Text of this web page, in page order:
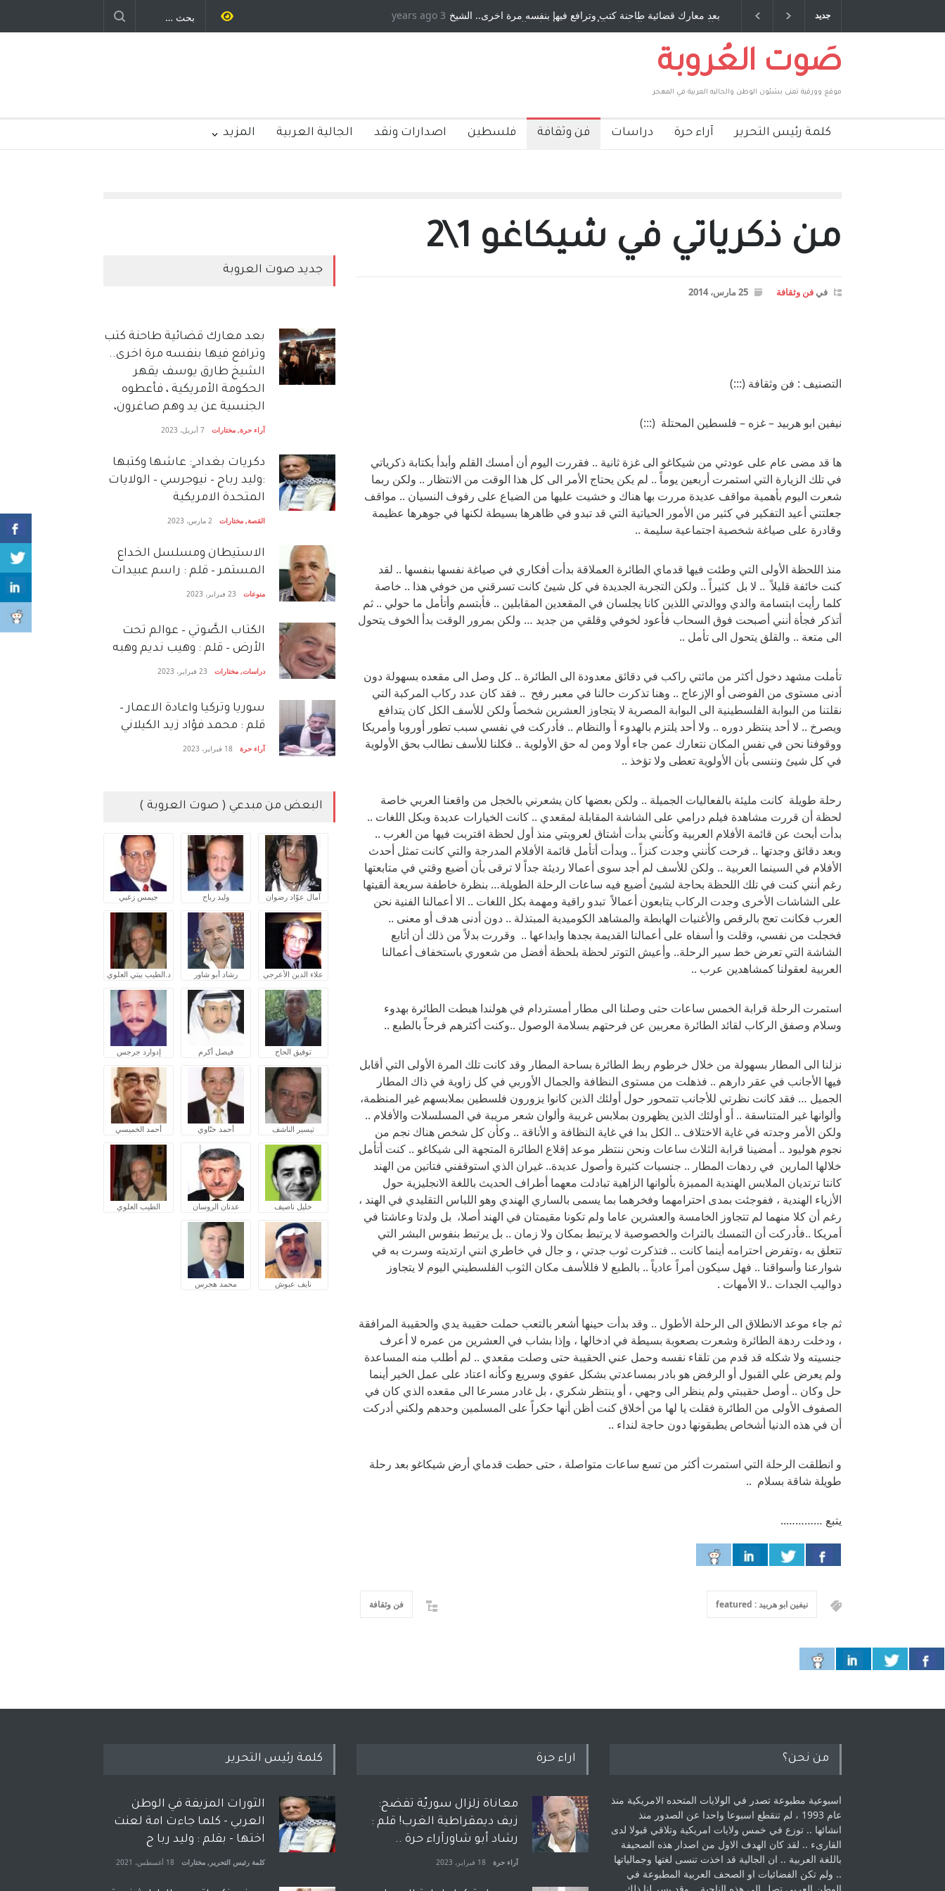
جديد دكريات بغداد ٍ: عاشها وكتبها :وليد رباح – نيوجرسي – الولايات المتحدة
الامريكية
بعد معارك قضائية طاحنة كتب وترافع فيها بنفسه مرة اخرى.. الشيخ
طارق يوسف يقهر الحكومة الأمريكية ، فأعطوه الجنسية عن يد وهم
صاغرون،
، صبحي مخلوف : بقلم : سعد الله 3 years ago
صَوت العُروبة
موقع وورقية تعنى بشئون الوطن والجاليه العربية في المهجر
كلمة رئيس التحرير آراء حرة دراسات فن وثقافة فلسطين اصدارات ونقد الجالية العربية المزيد
من ذكرياتي في شيكاغو 1\2
في فن وثقافة 25 مارس، 2014
التصنيف : فن وثقافة (:::)
نيفين ابو هربيد – غزه – فلسطين المحتلة (:::)
ها قد مضى عام على عودتي من شيكاغو الى غزة ثانية .. فقررت اليوم أن أمسك القلم وأبدأ بكتابة ذكرياتي
في تلك الزيارة التي استمرت أربعين يوماً .. لم يكن يحتاج الأمر الى كل هذا الوقت من الانتظار .. ولكن ربما
شعرت اليوم بأهمية مواقف عديدة مررت بها هناك و خشيت عليها من الضياع على رفوف النسيان .. مواقف
جعلتني أعيد التفكير في كثير من الأمور الحياتية التي قد تبدو في ظاهرها بسيطة لكنها في جوهرها عظيمة
وقادرة على صياغة شخصية اجتماعية سليمة ..
منذ اللحظة الأولى التي وطئت فيها قدماي الطائرة العملاقة بدأت أفكاري في صياغة نفسها بنفسها .. لقد
كنت خائفة قليلاً .. لا بل كثيراً .. ولكن التجربة الجديدة في كل شيئ كانت تسرقني من خوفي هذا .. خاصة
كلما رأيت ابتسامة والدي ووالدتي اللذين كانا يجلسان في المقعدين المقابلين .. فأبتسم وأتأمل ما حولي .. ثم
أتذكر فجأة أنني أصبحت فوق السحاب فأعود لخوفي وقلقي من جديد … ولكن بمرور الوقت بدأ الخوف يتحول
الى متعة .. والقلق يتحول الى تأمل ..
تأملت مشهد دخول أكثر من مائتي راكب في دقائق معدودة الى الطائرة .. كل وصل الى مقعده بسهولة دون
أدنى مستوى من الفوضى أو الإزعاج .. وهنا تذكرت حالنا في معبر رفح .. فقد كان عدد ركاب المركبة التي
نقلتنا من البوابة الفلسطينية الى البوابة المصرية لا يتجاوز العشرين شخصاً ولكن للأسف الكل كان يتدافع
ويصرخ .. لا أحد ينتظر دوره .. ولا أحد يلتزم بالهدوء أ والنظام .. فأدركت في نفسي سبب تطور أوروبا وأمريكا
ووقوفنا نحن في نفس المكان نتعارك عمن جاء أولا ومن له حق الأولوية .. فكلنا للأسف نطالب بحق الأولوية
في كل شيئ وننسى بأن الأولوية تعطى ولا تؤخذ ..
رحلة طويلة كانت مليئة بالفعاليات الجميلة .. ولكن بعضها كان يشعرني بالخجل من واقعنا العربي خاصة
لحظة أن قررت مشاهدة فيلم درامي على الشاشة المقابلة لمقعدي .. كانت الخيارات عديدة وبكل اللغات ..
بدأت أبحث عن قائمة الأفلام العربية وكأنني بدأت أشتاق لعروبتي منذ أول لحظة اقتربت فيها من الغرب ..
وبعد دقائق وجدتها .. فرحت كأنني وجدت كنزاً .. وبدأت أتأمل قائمة الأفلام المدرجة والتي كانت تمثل أحدث
الأفلام في السينما العربية .. ولكن للأسف لم أجد سوى أعمالا رديئة جداً لا ترقى بأن أضيع وقتي في متابعتها
رغم أنني كنت في تلك اللحظة بحاجة لشيئ أضيع فيه ساعات الرحلة الطويلة… بنظرة خاطفة سريعة ألقيتها
على الشاشات الأخرى وجدت الركاب يتابعون أعمالاً تبدو راقية ومهمة بكل اللغات .. الا أعمالنا الفنية نحن
العرب فكانت تعج بالرقص والأغنيات الهابطة والمشاهد الكوميدية المبتذلة .. دون أدنى هدف أو معنى ..
فخجلت من نفسي، وقلت وا أسفاه على أعمالنا القديمة بجدها وابداعها .. وقررت بدلاً من ذلك أن أتابع
الشاشة التي تعرض خط سير الرحلة.. وأعيش التوتر لحظة بلحظة أفضل من شعوري باستخفاف أعمالنا
العربية لعقولنا كمشاهدين عرب ..
استمرت الرحلة قرابة الخمس ساعات حتى وصلنا الى مطار أمستردام في هولندا هبطت الطائرة بهدوء
وسلام وصفق الركاب لقائد الطائرة معربين عن فرحتهم بسلامة الوصول ..وكنت أكثرهم فرحاً بالطبع ..
نزلنا الى المطار بسهولة من خلال خرطوم ربط الطائرة بساحة المطار وقد كانت تلك المرة الأولى التي أقابل
فيها الأجانب في عقر دارهم .. فذهلت من مستوى النظافة والجمال الأوربي في كل زاوية في ذاك المطار
الجميل … فقد كانت نظرتي للأجانب تتمحور حول أولئك الذين كانوا يزورون فلسطين بملابسهم غير المنظمة،
وألوانها غير المتناسقة .. أو أولئك الذين يظهرون بملابس غريبة وألوان شعر مريبة في المسلسلات والأفلام ..
ولكن الأمر وجدته في غاية الاختلاف .. الكل بدا في غاية النظافة و الأناقة .. وكأن كل شخص هناك نجم من
نجوم هوليود .. أمضينا قرابة الثلاث ساعات ونحن ننتظر موعد إقلاع الطائرة المتجهة الى شيكاغو .. كنت أتأمل
خلالها المارين في ردهات المطار .. جنسيات كثيرة وأصول عديدة.. غيران الذي استوقفني فتاتين من الهند
كانتا ترتديان الملابس الهندية المميزة بألوانها الزاهية تبادلت معهما أطراف الحديث باللغة الانجليزية حول
الأزياء الهندية ، ففوجئت بمدى احترامهما وفخرهما بما يسمى بالساري الهندي وهو اللباس التقليدي في الهند ،
رغم أن كلا منهما لم تتجاوز الخامسة والعشرين عاما ولم تكونا مقيمتان في الهند أصلا، بل ولدتا وعاشتا في
أمريكا ..فأدركت أن التمسك بالتراث والخصوصية لا يرتبط بمكان ولا زمان .. بل يرتبط بنفوس البشر التي
تتعلق به ،وتفرض احترامه أينما كانت .. فتذكرت ثوب جدتي ، و جال في خاطري انني ارتديته وسرت به في
شوارعنا وأسواقنا .. فهل سيكون أمراً عادياً .. بالطبع لا فللأسف مكان الثوب الفلسطيني اليوم لا يتجاوز
دواليب الجدات ..لا الأمهات .
ثم جاء موعد الانطلاق الى الرحلة الأطول .. وقد بدأت حينها أشعر بالتعب حملت حقيبة يدي والحقيبة المرافقة
، ودخلت ردهة الطائرة وشعرت بصعوبة بسيطة في ادخالها ، وإذا بشاب في العشرين من عمره لا أعرف
جنسيته ولا شكله قد قدم من تلقاء نفسه وحمل عني الحقيبة حتى وصلت مقعدي .. لم أطلب منه المساعدة
ولم يعرض علي القبول أو الرفض هو بادر بمساعدتي بشكل عفوي وسريع وكأنه اعتاد على عمل الخير أينما
حل وكان .. أوصل حقيبتي ولم ينظر الى وجهي ، أو ينتظر شكري ، بل غادر مسرعا الى مقعده الذي كان في
الصفوف الأولى من الطائرة فقلت يا لها من أخلاق كنت أظن أنها حكراً على المسلمين وحدهم ولكني أدركت
أن في هذه الدنيا أشخاص يطبقونها دون حاجة لنداء ..
و انطلقت الرحلة التي استمرت أكثر من تسع ساعات متواصلة ، حتى حطت قدماي أرض شيكاغو بعد رحلة
طويلة شاقة بسلام ..
يتبع …………..
نيفين ابو هربيد : featured فن وثقافة
جديد صوت العروبة
بعد معارك قضائية طاحنة كتب
وترافع فيها بنفسه مرة اخرى..
الشيخ طارق يوسف يقهر
الحكومة الأمريكية ، فأعطوه
الجنسية عن يد وهم صاغرون،
آراء حرة, مختارات 7 أبريل، 2023
دكريات بغداد ٍ: عاشها وكتبها
:وليد رباح – نيوجرسي – الولايات
المتحدة الامريكية
القصة, مختارات 2 مارس، 2023
الاستيطان ومسلسل الخداع
المستمر – قلم : راسم عبيدات
منوعات 23 فبراير، 2023
الكتاب الصَّوتي – عوالم تحت
الأرض – قلم : وهيب نديم وهبه
دراسات, مختارات 23 فبراير، 2023
سوريا وتركيا واعادة الاعمار –
قلم : محمد فؤاد زيد الكيلاني
آراء حرة 18 فبراير، 2023
البعض من مبدعي ( صوت العروبة )
آمال عوّاد رضوان وليد رباح جيمس زغبي
علاء الدين الأعرجي رشاد أبو شاور د.الطيب بيتي العلوي
توفيق الحاج فيصل أكرم إدوارد جرجس
تيسير الناشف أحمد ختّاوي أحمد الخميسي
خليل ناصيف عدنان الروسان الطيب العلوي
نايف عبوش محمد هجرس
من نحن؟
اسبوعية مطبوعة تصدر في الولايات المتحده الامريكية منذ
عام 1993 ، لم ‏تنقطع اسبوعا واحدا عن الصدور منذ
انشائها .. توزع في خمس ولايات امريكية ‏وتلاقي قبولا لدى
القارىء ..‏ لقد كان الهدف الاول من اصدار هذه الصحيفة
باللغة العربية .. ان الجالية قد اخذت ‏تنسى لغتها وجمالياتها
.. ولم تكن الفضائيات او الصحف العربية المطبوعة في
اراء حرة
معاناة زلزال سوريّة تفضح:
زيف ديمقراطية الغرب! قلم :
رشاد أبو شاورآراء حرة ..
آراء حرة 18 فبراير، 2023
كلمة رئيس التحرير
الثورات المزيفة في الوطن
العربي - كلما جاءت امة لعنت
اختها - بقلم : وليد ربا ح
كلمة رئيس التحرير , مختارات 18 أغسطس، 2021